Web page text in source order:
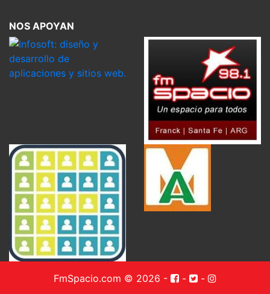
NOS APOYAN
FmSpacio.com © 2026 - - -